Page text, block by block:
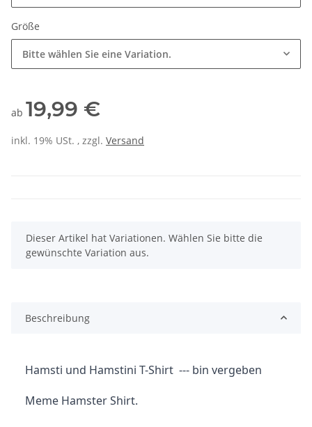
Größe
Bitte wählen Sie eine Variation.
ab 19,99 €
inkl. 19% USt. , zzgl. Versand
x
Dieser Artikel hat Variationen. Wählen Sie bitte die
gewünschte Variation aus.
Beschreibung
Hamsti und Hamstini T-Shirt  --- bin vergeben
Meme Hamster Shirt.